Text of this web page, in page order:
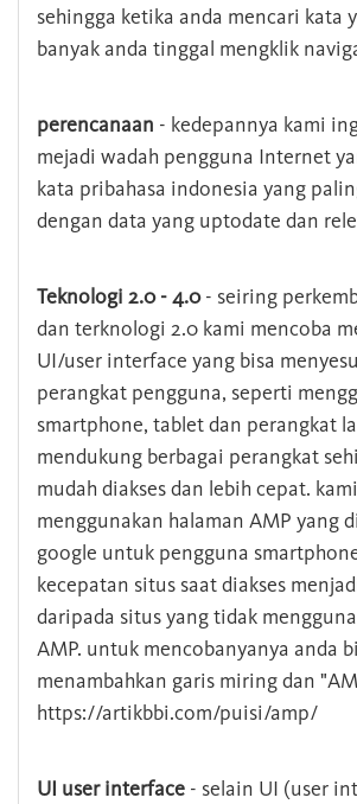
sehingga ketika anda mencari kata
banyak anda tinggal mengklik
perencanaan - kedepannya kami
mejadi wadah pengguna Internet
kata pribahasa indonesia yang
dengan data yang uptodate dan
Teknologi 2.0 - 4.0- seiring
dan terknologi 2.0 kami mencoba
UI/user interface yang bisa
perangkat pengguna, seperti
smartphone, tablet dan perangkat
mendukung berbagai perangkat
mudah diakses dan lebih cepat.
menggunakan halaman AMP yang
google untuk pengguna
kecepatan situs saat diakses
daripada situs yang tidak
AMP. untuk mencobanyanya anda
menambahkan garis miring dan
https://artikbbi.com/puisi/amp/
UI user interface - selain UI (user